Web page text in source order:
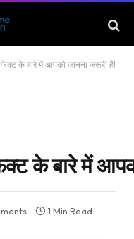
के बारे में आपको जानना जरूरी है!
के बारे में
1 Min Read